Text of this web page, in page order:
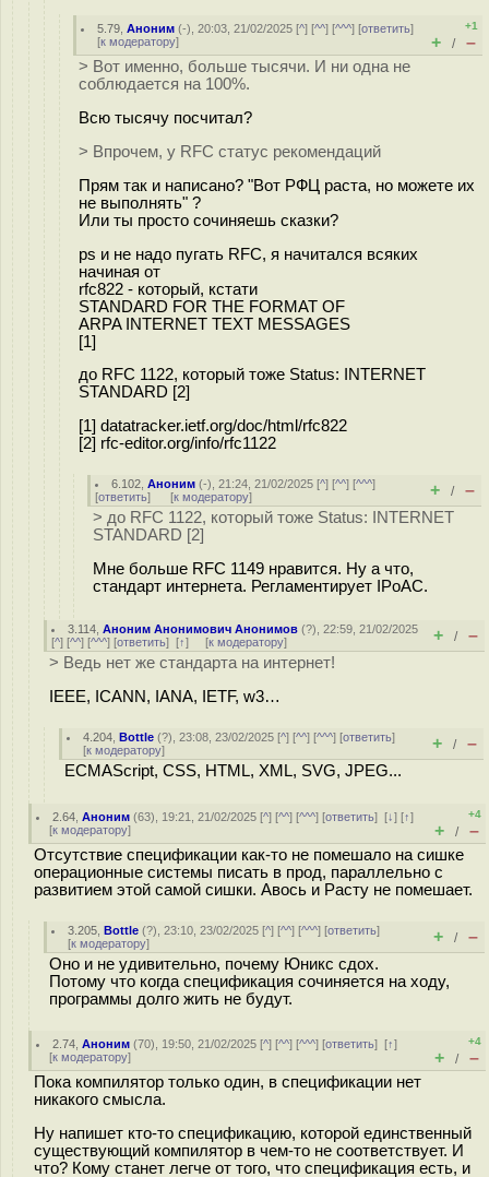
5.79 ,Аноним (-), 20:03, 21/02/2025 [^] [^^] [^^^] [ответить]
[к модератору]
+1
+ / –
> Вот именно, больше тысячи. И ни одна не
соблюдается на 100%.
Всю тысячу посчитал?
> Впрочем, у RFC статус рекомендаций
Прям так и написано? "Вот РФЦ раста, но можете их
не выполнять" ?
Или ты просто сочиняешь сказки?
ps и не надо пугать RFC, я начитался всяких
начиная от
rfc822 - который, кстати
STANDARD FOR THE FORMAT OF
ARPA INTERNET TEXT MESSAGES
[1]
до RFC 1122, который тоже Status: INTERNET
STANDARD [2]
[1] datatracker.ietf.org/doc/html/rfc822
[2] rfc-editor.org/info/rfc1122
6.102 ,Аноним (-), 21:24, 21/02/2025 [^] [^^] [^^^]
[ответить] [к модератору] + / –
> до RFC 1122, который тоже Status: INTERNET
STANDARD [2]
Мне больше RFC 1149 нравится. Ну а что,
стандарт интернета. Регламентирует IPoAC.
3.114 ,Аноним Анонимович Анонимов (?), 22:59, 21/02/2025
[^] [^^] [^^^] [ответить] [↑] [к модератору] + / –
> Ведь нет же стандарта на интернет!
IEEE, ICANN, IANA, IETF, w3…
4.204 ,Bottle (?), 23:08, 23/02/2025 [^] [^^] [^^^] [ответить]
[к модератору] + / –
ECMAScript, CSS, HTML, XML, SVG, JPEG...
2.64 ,Аноним (63), 19:21, 21/02/2025 [^] [^^] [^^^] [ответить][↓] [↑]
[к модератору]
+4
+ / –
Отсутствие спецификации как-то не помешало на сишке
операционные системы писать в прод, параллельно с
развитием этой самой сишки. Авось и Расту не помешает.
3.205 ,Bottle (?), 23:10, 23/02/2025 [^] [^^] [^^^] [ответить]
[к модератору] + / –
Оно и не удивительно, почему Юникс сдох.
Потому что когда спецификация сочиняется на ходу,
программы долго жить не будут.
2.74 ,Аноним (70), 19:50, 21/02/2025 [^] [^^] [^^^] [ответить][↑]
[к модератору]
+4
+ / –
Пока компилятор только один, в спецификации нет
никакого смысла.
Ну напишет кто-то спецификацию, которой единственный
существующий компилятор в чем-то не соответствует. И
что? Кому станет легче от того, что спецификация есть, и